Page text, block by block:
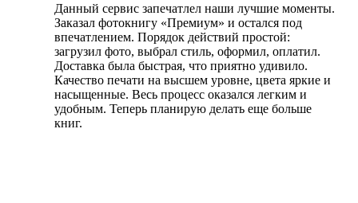
Данный сервис запечатлел наши лучшие моменты.
Заказал фотокнигу «Премиум» и остался под
впечатлением. Порядок действий простой:
загрузил фото, выбрал стиль, оформил, оплатил.
Доставка была быстрая, что приятно удивило.
Качество печати на высшем уровне, цвета яркие и
насыщенные. Весь процесс оказался легким и
удобным. Теперь планирую делать еще больше
книг.